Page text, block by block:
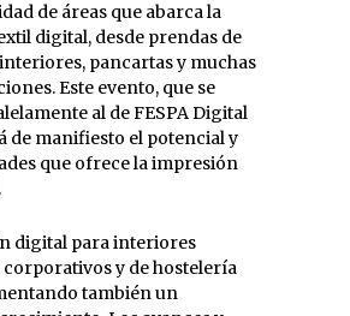
de áreas que abarca la
digital, desde prendas de
pancartas y muchas
Este evento, que se
al de FESPA Digital
de manifiesto el potencial y
que ofrece la impresión
digital para interiores
corporativos y de hostelería
también un